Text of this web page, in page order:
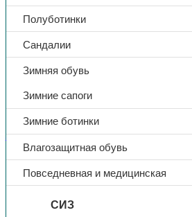
Полуботинки
Сандалии
Зимняя обувь
Зимние сапоги
Зимние ботинки
Влагозащитная обувь
Повседневная и медицинская
СИЗ
Защита рук
Перчатки «Гранат»,
нитриловое